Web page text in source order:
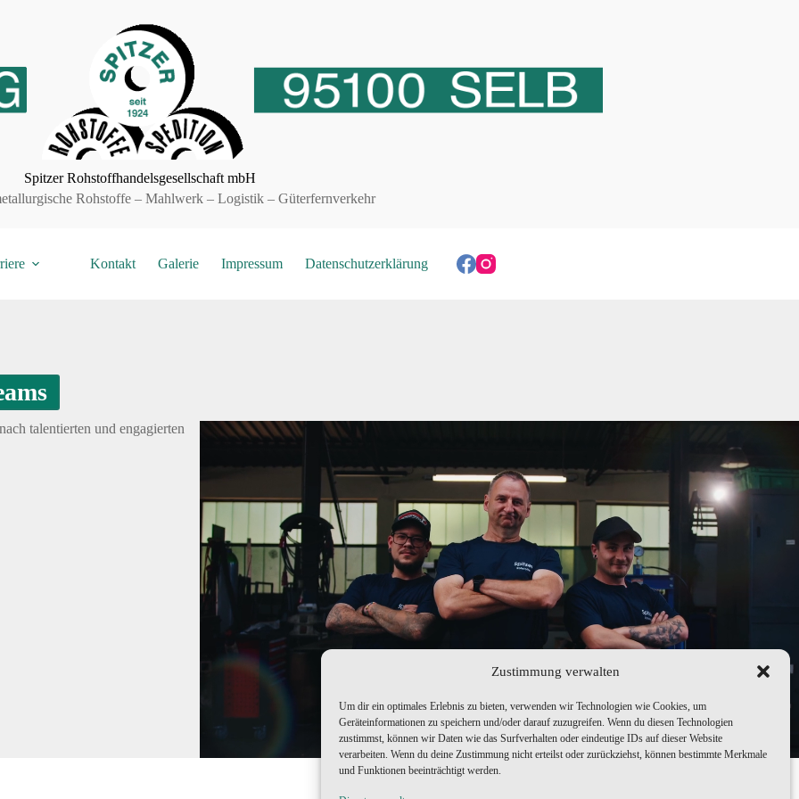
Zustimmung verwalten
Um dir ein optimales Erlebnis zu bieten, verwenden wir Technologien wie Cookies, um
Geräteinformationen zu speichern und/oder darauf zuzugreifen. Wenn du diesen Technologien
zustimmst, können wir Daten wie das Surfverhalten oder eindeutige IDs auf dieser Website
verarbeiten. Wenn du deine Zustimmung nicht erteilst oder zurückziehst, können bestimmte Merkmale
und Funktionen beeinträchtigt werden.
Spitzer Rohstoffhandelsgesellschaft mbH
Rohstoffe – Mahlwerk – Logistik – Güterfernverkehr
Kontakt Galerie Impressum Datenschutzerklärung
talentierten und engagierten